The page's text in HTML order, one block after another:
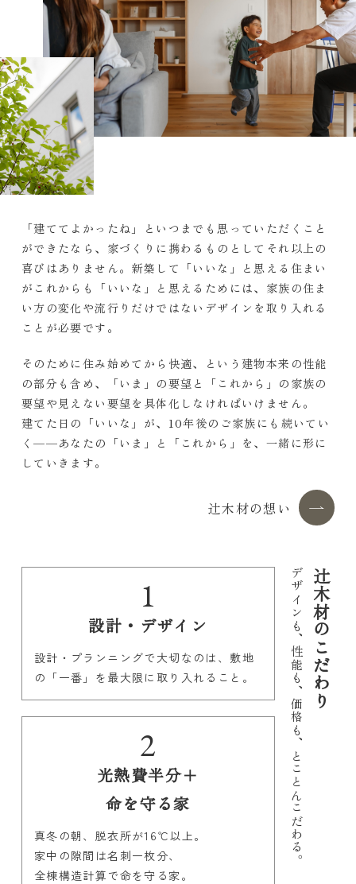
「建ててよかったね」といつまでも思っていただくこと
ができたなら、家づくりに携わるものとしてそれ以上の
喜びはありません。新築して「いいな」と思える住まい
がこれからも「いいな」と思えるためには、家族の住ま
い方の変化や流行りだけではないデザインを取り入れる
ことが必要です。
そのために住み始めてから快適、という建物本来の性能
の部分も含め、「いま」の要望と「これから」の家族の
要望や見えない要望を具体化しなければいけません。
建てた日の「いいな」が、10年後のご家族にも続いてい
く——あなたの「いま」と「これから」を、一緒に形に
していきます。
辻木材の想い
辻木材のこだわり
デザインも、
性能も、価格も、
とことんこだわる。
1
設計・デザイン
設計・プランニングで大切なのは、敷地
の「一番」を最大限に取り入れること。
2
光熱費半分＋
命を守る家
真冬の朝、脱衣所が16℃以上。
家中の隙間は名刺一枚分、
全棟構造計算で命を守る家。